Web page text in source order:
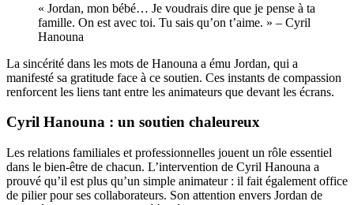
« Jordan, mon bébé… Je voudrais dire que je pense à ta
famille. On est avec toi. Tu sais qu’on t’aime. » – Cyril
Hanouna
La sincérité dans les mots de Hanouna a ému Jordan, qui a
manifesté sa gratitude face à ce soutien. Ces instants de compassion
renforcent les liens tant entre les animateurs que devant les écrans.
Cyril Hanouna : un soutien chaleureux
Les relations familiales et professionnelles jouent un rôle essentiel
dans le bien-être de chacun. L’intervention de Cyril Hanouna a
prouvé qu’il est plus qu’un simple animateur : il fait également office
de pilier pour ses collaborateurs. Son attention envers Jordan de